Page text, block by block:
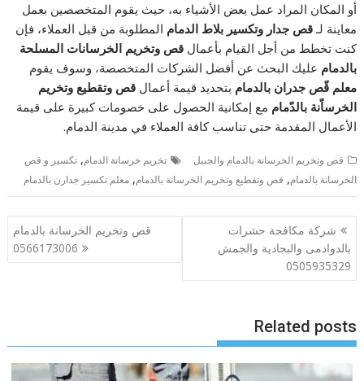
أو المكان المراد عمل بعض الأشياء به، حيث يقوم المتخصصين بعمل
معاينة لـقص جدار وتكسير بلاط الدمام المطلوبة من قبل العملاء، فإن
كنت تخطط من أجل القيام بأعمالقص وتخريم الخرسانات المسلحة
بالدمام عليك البحث عن أفضل الشركات المتخصصة، وسوف يقوم
معلم قّص جدران بالدمام بتحديد قيمة أعمالقص وتقطيع وتخريم
الخرساّنة بالدّمام مع إمكانية الحصول على خصومات كبيرة على قيمة
الأعمال المقدمة حتى تناسب كافة العملاء في مدينة الدمام.
قص وتخريم الخرسانة بالدمام والجبيل تخريم خرسانة الدمام,تكسير و قص
الخرسانة بالدمام, قص وتقطيع وتخريم الخرسانة بالدمام,معلم تكسير جدارن بالدمام
تصفّح
المقالات
شركة مكافحة حشرات
بالدوادمى والبجادية والجمش
0505935329
قص وتخريم الخرسانة بالدمام
0566173006
Related posts